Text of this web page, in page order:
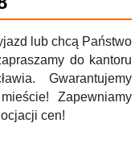
lub chcą Państwo
do kantoru
Gwarantujemy
Zapewniamy
cen!